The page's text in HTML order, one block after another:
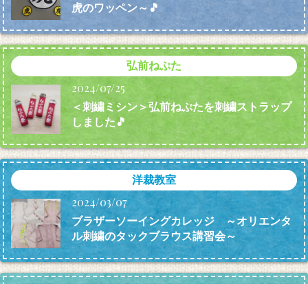
虎のワッペン～🎵
弘前ねぷた
2024/07/25
＜刺繍ミシン＞弘前ねぷたを刺繍ストラップ
しました🎵
洋裁教室
2024/03/07
ブラザーソーイングカレッジ ～オリエンタ
ル刺繍のタックブラウス講習会～